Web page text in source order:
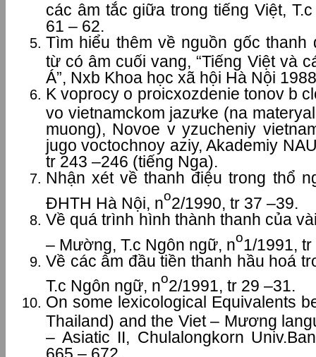
các âm tắc giữa trong tiếng Việt,
61 – 62.
Tìm hiểu thêm về nguồn gốc
từ có âm cuối vang, “Tiếng Việt và
Á”, Nxb Khoa học xã hội Hà Nội
K voprocy o proicxozdenie tonov b
vo vietnamckom jazưke (na
muong), Novoe v yzucheniy
jugo voctochnoy aziy, Akademiy
tr 243 –246 (tiếng Nga).
Nhận xét về thanh điệu trong thổ
ĐHTH Hà Nội, no2/1990, tr 37 –39.
Về quá trình hình thành thanh của
– Mường, T.c Ngôn ngữ, no1/1991,
Về các âm đầu tiền thanh hầu hoá
T.c Ngôn ngữ, no2/1991, tr 29 –31.
On some lexicological Equivalents
Thailand) and the Viet – Mương
– Asiatic II, Chulalongkorn
665 – 672.